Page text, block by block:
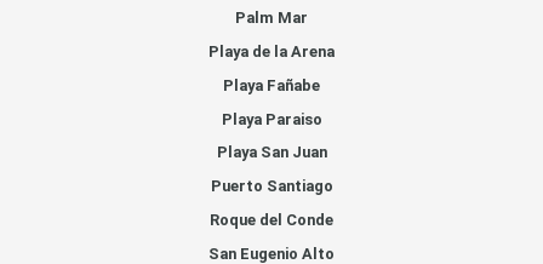
Palm Mar
Playa de la Arena
Playa Fañabe
Playa Paraiso
Playa San Juan
Puerto Santiago
Roque del Conde
San Eugenio Alto